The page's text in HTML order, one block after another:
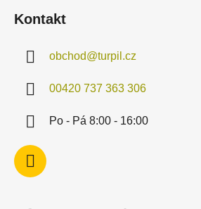
Kontakt
obchod@turpil.cz
00420 737 363 306
Po - Pá 8:00 - 16:00